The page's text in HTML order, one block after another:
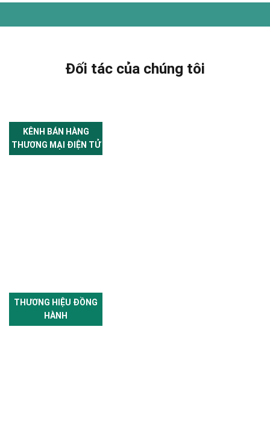
Đối tác của chúng tôi
KÊNH BÁN HÀNG
THƯƠNG MẠI ĐIỆN TỬ
THƯƠNG HIỆU ĐỒNG
HÀNH